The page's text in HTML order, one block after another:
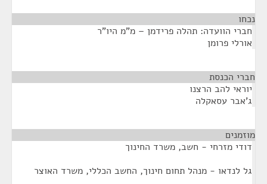
נכחו
חברי הוועדה: תהלה פרידמן – מ"מ היו"ר
אורלי פרומן
חברי הכנסת
יוראי להב הרצנו
ג'אבר עסאקלה
מוזמנים
דודי מזרחי - חשב, משרד החינוך
גל לנדאו - מנהל תחום חינוך, החשב הכללי, משרד האוצר